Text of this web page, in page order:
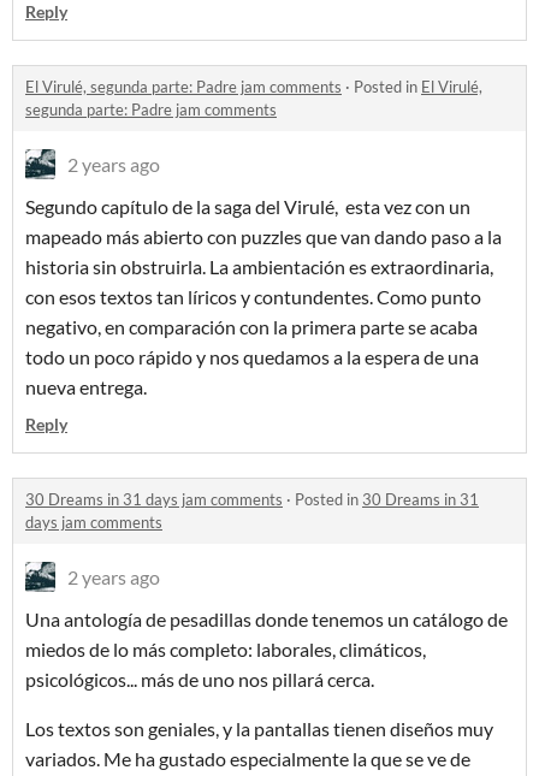
Reply
El Virulé, segunda parte: Padre jam comments · Posted in El Virulé,
segunda parte: Padre jam comments
2 years ago
Segundo capítulo de la saga del Virulé, esta vez con un
mapeado más abierto con puzzles que van dando paso a la
historia sin obstruirla. La ambientación es extraordinaria,
con esos textos tan líricos y contundentes. Como punto
negativo, en comparación con la primera parte se acaba
todo un poco rápido y nos quedamos a la espera de una
nueva entrega.
Reply
30 Dreams in 31 days jam comments · Posted in 30 Dreams in 31
days jam comments
2 years ago
Una antología de pesadillas donde tenemos un catálogo de
miedos de lo más completo: laborales, climáticos,
psicológicos... más de uno nos pillará cerca.
Los textos son geniales, y la pantallas tienen diseños muy
variados. Me ha gustado especialmente la que se ve de